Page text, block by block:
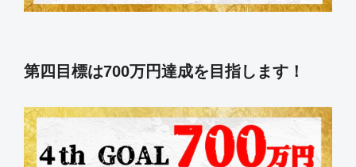
第四目標は700万円達成を目指します！